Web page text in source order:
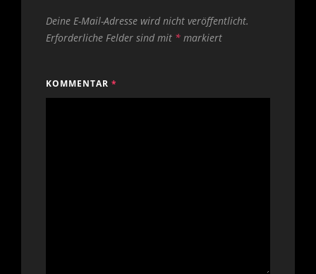
Deine E-Mail-Adresse wird nicht veröffentlicht.
Erforderliche Felder sind mit * markiert
KOMMENTAR *